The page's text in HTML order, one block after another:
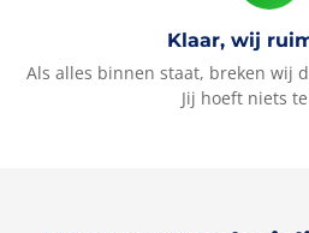
Klaar, wij
Als alles binnen staat, breken wij
Jij hoeft niets